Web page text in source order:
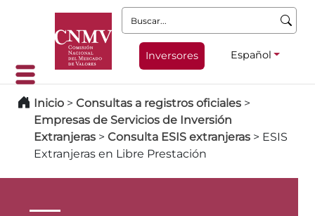
Buscar:
Inversores Español
Inicio > Consultas a registros oficiales >
Empresas de Servicios de Inversión
Extranjeras > Consulta ESIS extranjeras > ESIS
Extranjeras en Libre Prestación